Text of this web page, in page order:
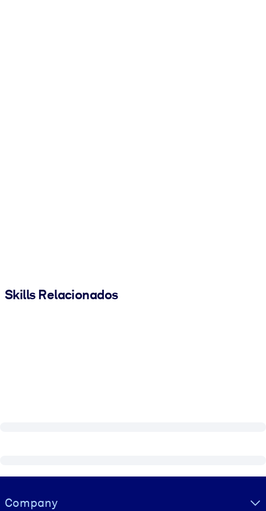
Skills Relacionados
Visually hidden Text
Company